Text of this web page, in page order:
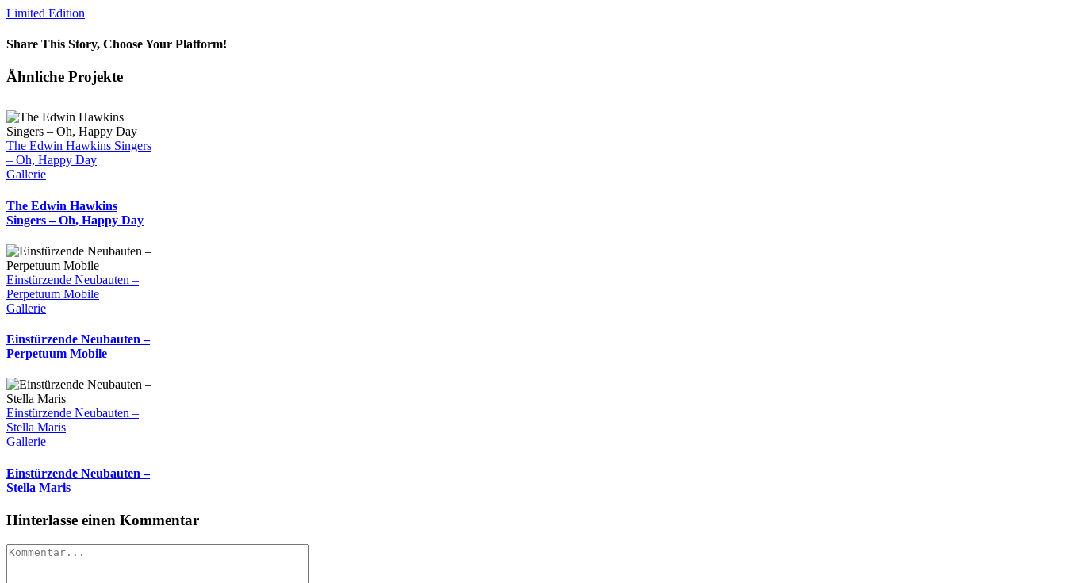
Limited Edition
Share This Story, Choose Your Platform!
Facebook
X
Reddit
LinkedIn
Tumblr
Pinterest
Vk
E-
Ähnliche Projekte
The Edwin Hawkins Singers
– Oh, Happy Day
Gallerie
The Edwin Hawkins
Singers – Oh, Happy Day
Einstürzende Neubauten –
Perpetuum Mobile
Gallerie
Einstürzende Neubauten –
Perpetuum Mobile
Einstürzende Neubauten –
Stella Maris
Gallerie
Einstürzende Neubauten –
Stella Maris
Hinterlasse einen Kommentar
Kommentar